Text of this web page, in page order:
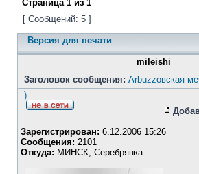
Страница 1 из 1
[ Сообщений: 5 ]
Версия для печати
mileishi
Заголовок сообщения: Arbuzzoвская
:)
Зарегистрирован: 6.12.2006 15:26
Сообщения: 2101
Откуда: МИНСК, Серебрянка